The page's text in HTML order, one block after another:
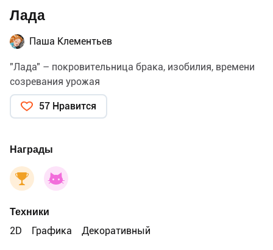
Лада
Паша Клементьев
"Лада" – покровительница брака, изобилия, времени
созревания урожая
57 Нравится
Награды
Техники
2D
Графика Декоративный